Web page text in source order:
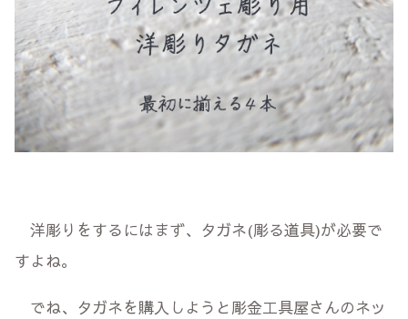
洋彫りをするにはまず、タガネ(彫る道具)が必要で
すよね。
でね、タガネを購入しようと彫金工具屋さんのネッ